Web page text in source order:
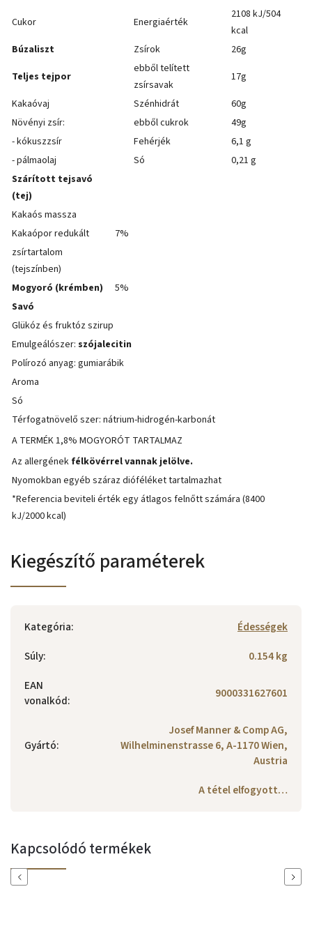
Cukor
Energiaérték
2108 kJ/504
kcal
Búzaliszt
Zsírok
26g
Teljes tejpor
ebből telített
zsírsavak
17g
Kakaóvaj
Szénhidrát
60g
Növényi zsír:
ebből cukrok
49g
- kókuszzsír
Fehérjék
6,1 g
- pálmaolaj
Só
0,21 g
Szárított tejsavó
(tej)
Kakaós massza
Kakaópor redukált
7%
zsírtartalom
(tejszínben)
Mogyoró (krémben)
5%
Savó
Glükóz és fruktóz szirup
Emulgeálószer: szójalecitin
Polírozó anyag: gumiarábik
Aroma
Só
Térfogatnövelő szer: nátrium-hidrogén-karbonát
A TERMÉK 1,8% MOGYORÓT TARTALMAZ
Az allergének félkövérrel vannak jelölve.
Nyomokban egyéb száraz dióféléket tartalmazhat
*Referencia beviteli érték egy átlagos felnőtt számára (8400
kJ/2000 kcal)
Kiegészítő paraméterek
Kategória:
Édességek
Súly:
0.154 kg
EAN
vonalkód: 9000331627601
Gyártó:
Josef Manner & Comp AG,
Wilhelminenstrasse 6, A-1170 Wien,
Austria
A tétel elfogyott…
Kapcsolódó termékek
Previous Next